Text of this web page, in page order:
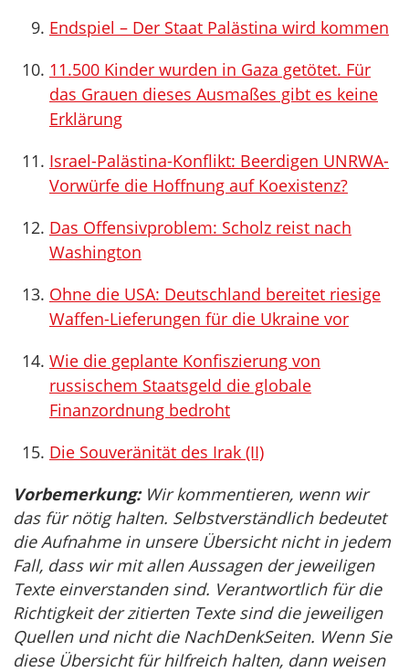
Endspiel – Der Staat Palästina wird kommen
11.500 Kinder wurden in Gaza getötet. Für
das Grauen dieses Ausmaßes gibt es keine
Erklärung
Israel-Palästina-Konflikt: Beerdigen UNRWA-
Vorwürfe die Hoffnung auf Koexistenz?
Das Offensivproblem: Scholz reist nach
Washington
Ohne die USA: Deutschland bereitet riesige
Waffen-Lieferungen für die Ukraine vor
Wie die geplante Konfiszierung von
russischem Staatsgeld die globale
Finanzordnung bedroht
Die Souveränität des Irak (II)
Vorbemerkung:Wir kommentieren, wenn wir
das für nötig halten. Selbstverständlich bedeutet
die Aufnahme in unsere Übersicht nicht in jedem
Fall, dass wir mit allen Aussagen der jeweiligen
Texte einverstanden sind. Verantwortlich für die
Richtigkeit der zitierten Texte sind die jeweiligen
Quellen und nicht die NachDenkSeiten. Wenn Sie
diese Übersicht für hilfreich halten, dann weisen